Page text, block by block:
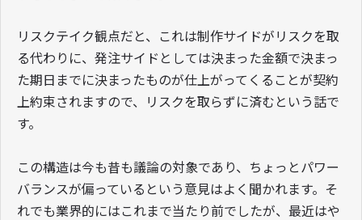
リスクテイク観点だと、これは制作サイドがリスクを取
る代わりに、発注サイドとしては決まった金額で決まっ
た期日までに決まったものが仕上がってくることが契約
上約束されますので、リスクを取らずに済むという話で
す。
この構造は今も昔も議論の対象であり、ちょっとパワー
バランスが偏っているという意見はよく聞かれます。そ
れでも業界的にはこれまで当たり前でしたが、最近はや